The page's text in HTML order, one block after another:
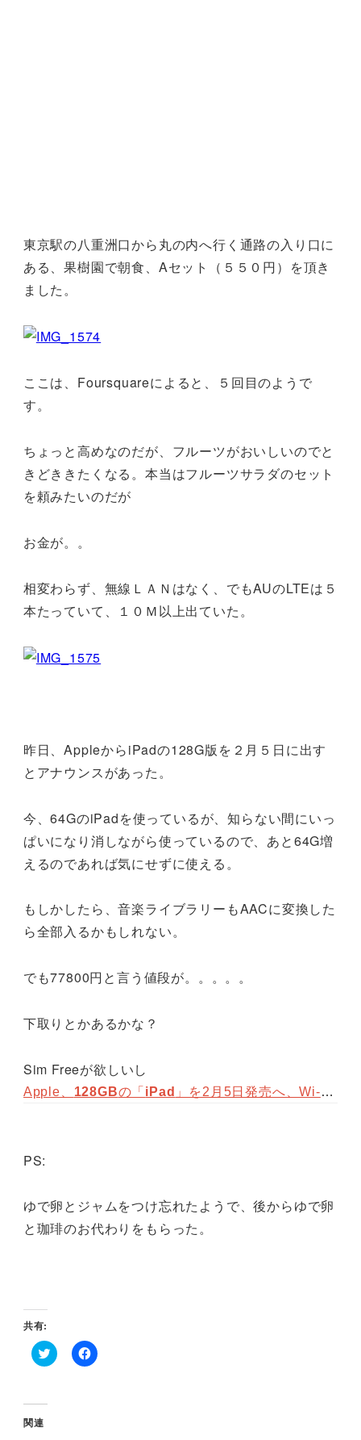
東京駅の八重洲口から丸の内へ行く通路の入り口に
ある、果樹園で朝食、Aセット（５５０円）を頂き
ました。
ここは、Foursquareによると、５回目のようで
す。
ちょっと高めなのだが、フルーツがおいしいのでと
きどききたくなる。本当はフルーツサラダのセット
を頼みたいのだが
お金が。。
相変わらず、無線ＬＡＮはなく、でもAUのLTEは５
本たっていて、１０Ｍ以上出ていた。
昨日、AppleからiPadの128G版を２月５日に出す
とアナウンスがあった。
今、64GのiPadを使っているが、知らない間にいっ
ぱいになり消しながら使っているので、あと64G増
えるのであれば気にせずに使える。
もしかしたら、音楽ライブラリーもAACに変換した
ら全部入るかもしれない。
でも77800円と言う値段が。。。。。
下取りとかあるかな？
Sim Freeが欲しいし
Apple、 128GBの「 iPad 」を2月5日発売へ、Wi-Fi版が799ドル – ITpro
PS:
ゆで卵とジャムをつけ忘れたようで、後からゆで卵
と珈琲のお代わりをもらった。
共有:
ク
し
て
T
F
関連